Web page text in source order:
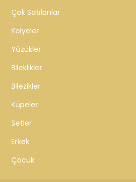
Çok Satılanlar
Kolyeler
Yüzükler
Bileklikler
Bilezikler
Küpeler
Setler
Erkek
Çocuk